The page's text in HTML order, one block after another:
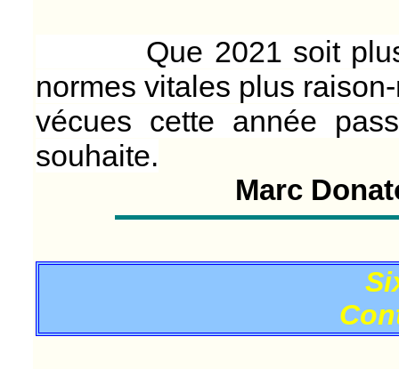
Que 2021 soit plus
normes vitales plus
vécues cette année
souhaite.
Marc